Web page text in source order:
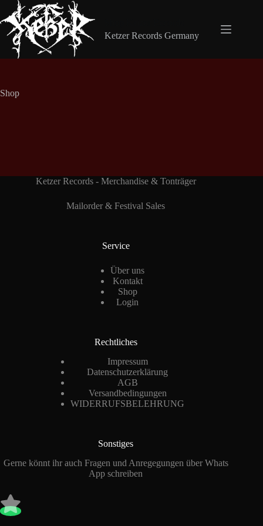
Inhalt
springen
Ketzer Records Germany
Shop
Ketzer Records - Merchandise & Tonträger
Mailorder & Festival Sales
Service
Über uns
Kontakt
Shop
Login
Rechtliches
Impressum
Datenschutzerklärung
AGB
Versandbedingungen
WIDERRUFSBELEHRUNG
Sonstiges
Gerne könnt ihr auch Fragen und Anregegungen über Whats
App schreiben